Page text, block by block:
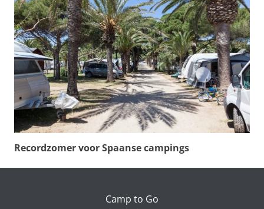
Recordzomer voor Spaanse campings
Camp to Go